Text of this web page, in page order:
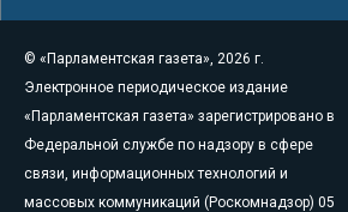
© «Парламентская газета», 2026 г.
Электронное периодическое издание
«Парламентская газета» зарегистрировано в
Федеральной службе по надзору в сфере
связи, информационных технологий и
массовых коммуникаций (Роскомнадзор) 05